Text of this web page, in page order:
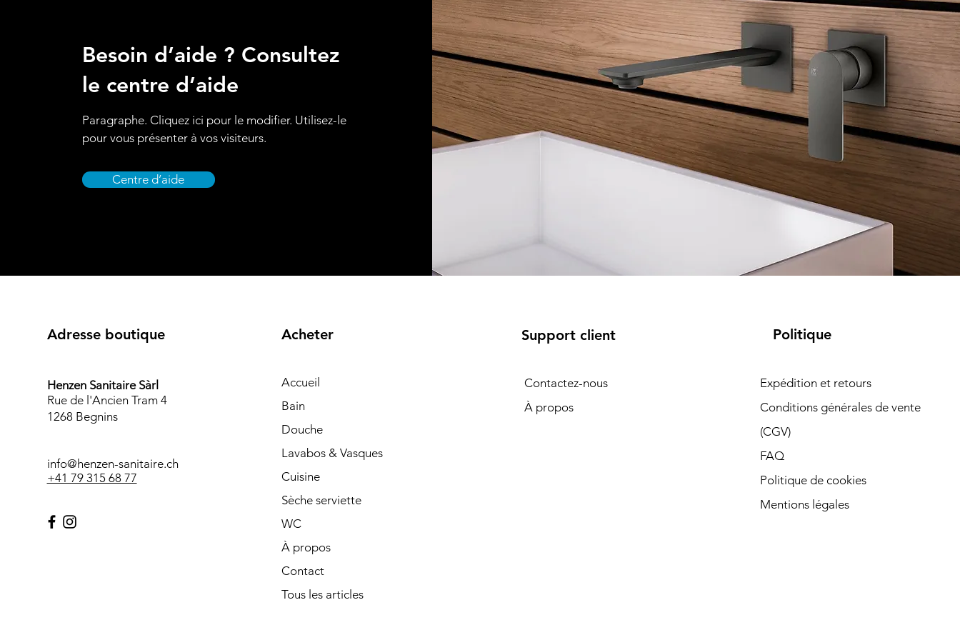
Besoin d’aide ? Consultez
le centre d’aide
Paragraphe. Cliquez ici pour le modifier. Utilisez-le
pour vous présenter à vos visiteurs.
Centre d’aide
Adresse boutique
Henzen Sanitaire Sàrl
Rue de l'Ancien Tram 4
1268 Begnins
info@henzen-sanitaire.ch
+41 79 315 68 77
Acheter
Accueil
Bain
Douche
Lavabos & Vasques
Cuisine
Sèche serviette
WC
À propos
Contact
Tous les articles
Support client
Contactez-nous
À propos
Politique
Expédition et retours
Conditions générales de vente
(CGV)
FAQ
Politique de cookies
Mentions légales